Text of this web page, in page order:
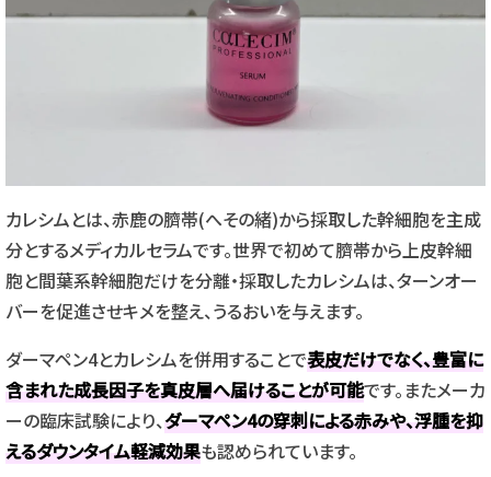
カレシムとは、赤鹿の臍帯(へその緒)から採取した幹細胞を主成
分とするメディカルセラムです。世界で初めて臍帯から上皮幹細
胞と間葉系幹細胞だけを分離・採取したカレシムは、ターンオー
バーを促進させキメを整え、うるおいを与えます。
ダーマペン4とカレシムを併用することで表皮だけでなく、豊富に
含まれた成長因子を真皮層へ届けることが可能です。またメーカ
ーの臨床試験により、ダーマペン4の穿刺による赤みや、浮腫を抑
えるダウンタイム軽減効果も認められています。